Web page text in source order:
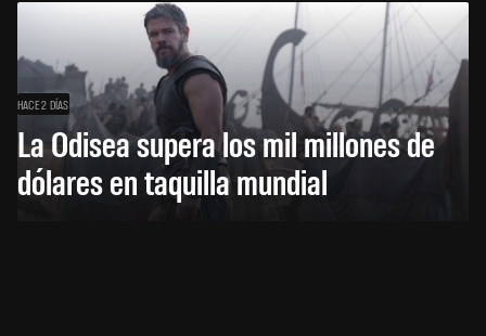
HACE 2 DÍAS
La Odisea supera los mil millones de
dólares en taquilla mundial